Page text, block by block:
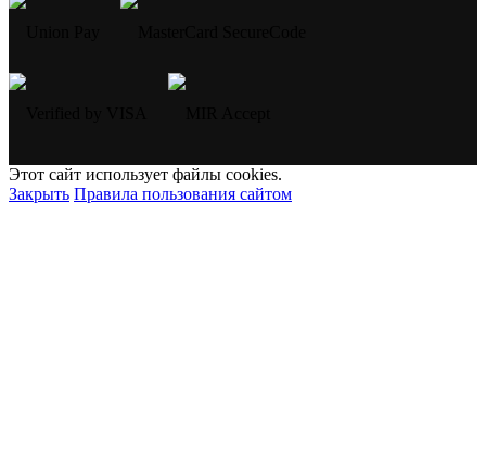
Этот сайт использует файлы cookies.
Закрыть Правила пользования сайтом